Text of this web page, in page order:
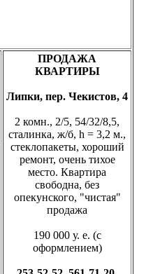
ПРОДАЖА
КВАРТИРЫ
Липки, пер. Чекистов, 4
2 комн., 2/5, 54/32/8,5,
сталинка, ж/б, h = 3,2 м.,
стеклопакеты, хороший
ремонт, очень тихое
место. Квартира
свободна, без
опекунского, "чистая"
продажа
190 000 у. е. (с
оформлением)